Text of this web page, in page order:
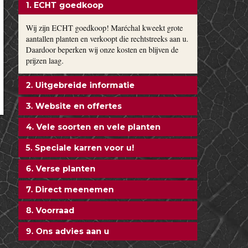
1. ECHT goedkoop
Wij zijn ECHT goedkoop! Maréchal kweekt grote
aantallen planten en verkoopt die rechtstreeks aan u.
Daardoor beperken wij onze kosten en blijven de
prijzen laag.
2. Uitgebreide informatie
3. Website en offertes
4. Vele soorten en vele planten
5. Speciale karren voor u!
6. Verse planten
7. Direct meenemen
8. Voorraad
9. Ons advies aan u